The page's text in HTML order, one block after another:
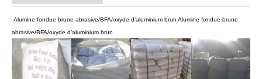
Alumine fondue brune abrasive/BFA/oxyde d’aluminium brun Alumine fondue brune
abrasive/BFA/oxyde d’aluminium brun